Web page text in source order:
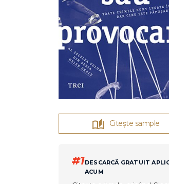
Citește sample
#1DESCARCĂ GRATUIT
ACUM